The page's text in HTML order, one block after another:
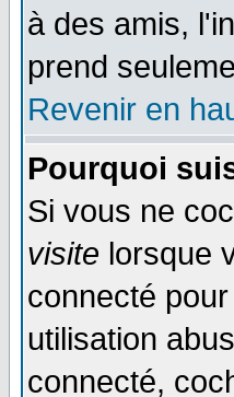
à des amis,
prend
Revenir en
Pourquoi
Si vous ne
visite lorsque
connecté
utilisation
connecté,